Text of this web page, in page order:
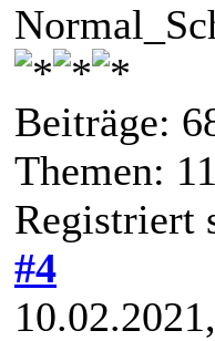
Beiträge:
Themen: 11
Registriert
#4